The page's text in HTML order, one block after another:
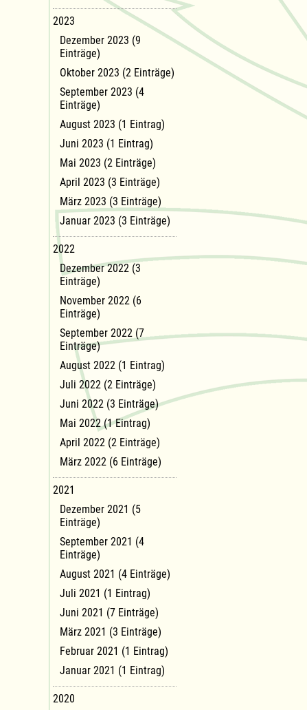
2023
Dezember 2023 (9
Einträge)
Oktober 2023 (2 Einträge)
September 2023 (4
Einträge)
August 2023 (1 Eintrag)
Juni 2023 (1 Eintrag)
Mai 2023 (2 Einträge)
April 2023 (3 Einträge)
März 2023 (3 Einträge)
Januar 2023 (3 Einträge)
2022
Dezember 2022 (3
Einträge)
November 2022 (6
Einträge)
September 2022 (7
Einträge)
August 2022 (1 Eintrag)
Juli 2022 (2 Einträge)
Juni 2022 (3 Einträge)
Mai 2022 (1 Eintrag)
April 2022 (2 Einträge)
März 2022 (6 Einträge)
2021
Dezember 2021 (5
Einträge)
September 2021 (4
Einträge)
August 2021 (4 Einträge)
Juli 2021 (1 Eintrag)
Juni 2021 (7 Einträge)
März 2021 (3 Einträge)
Februar 2021 (1 Eintrag)
Januar 2021 (1 Eintrag)
2020